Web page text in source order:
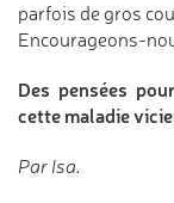
parfois de gros
Encourageons-
Des pensées
cette maladie
Par Isa.